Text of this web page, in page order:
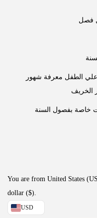
فصل
علي الطفل معرفة شهور
الخريف
خاصة بفصول السنة
You are from United States
dollar ($).
USD